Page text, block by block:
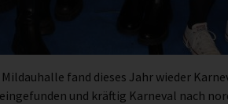
fand dieses Jahr wieder
und kräftig Karneval nach